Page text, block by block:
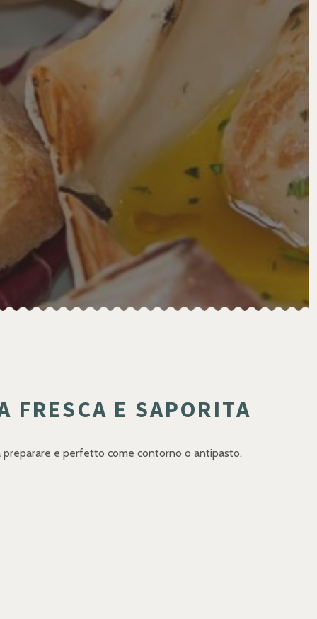
FRESCA E SAPORITA
preparare e perfetto come contorno o antipasto.